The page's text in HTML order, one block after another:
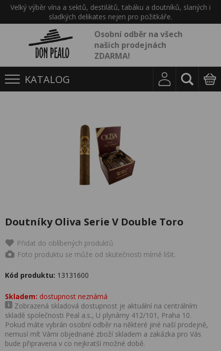
Velký výběr vína a sektů, destilátů, tabáku a doutníků, slaných i
sladkých delikates nejen pro požitkáře.
Osobní odběr na všech
našich prodejnách
ZDARMA!
KATALOG
Doutníky Oliva Serie V Double Toro
Přidat do oblíbených produktů
Foto produktu se může od skutečnosti mírně lišit.
Kód produktu: 13131600
Skladem: dostupnost neznámá
Zobrazená skladová dostupnost je aktuální na centrálním
skladě společnosti Peal a.s., U plynárny 412/101, Praha 10.
Pokud máte vybrán osobní odběr na některé jiné naší prodejně,
nemusí mít Vámi objednané zboží skladem a zakázka pro Vás
bude připravena v co nejkratší možné době.